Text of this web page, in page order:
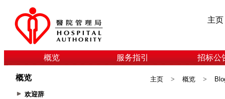
主页
概览 服务指引 招标公
概览
欢迎辞
主页 > 概览 >